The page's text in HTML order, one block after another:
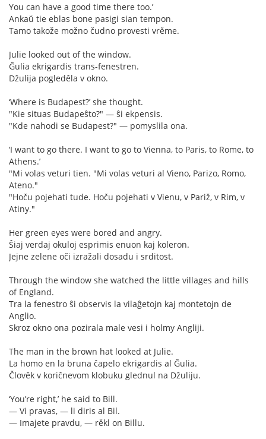
You can have a good time there too.’
Ankaŭ tie eblas bone pasigi sian tempon.
Tamo takože možno čudno provesti vrěme.
Julie looked out of the window.
Ĝulia ekrigardis trans-fenestren.
Džulija pogleděla v okno.
‘Where is Budapest?’ she thought.
"Kie situas Budapeŝto?" — ŝi ekpensis.
"Kde nahodi se Budapest?" — pomyslila ona.
‘I want to go there. I want to go to Vienna, to Paris, to Rome, to
Athens.’
"Mi volas veturi tien. "Mi volas veturi al Vieno, Parizo, Romo,
Ateno."
"Hoču pojehati tude. Hoču pojehati v Vienu, v Pariž, v Rim, v
Atiny."
Her green eyes were bored and angry.
Ŝiaj verdaj okuloj esprimis enuon kaj koleron.
Jejne zelene oči izražali dosadu i srditost.
Through the window she watched the little villages and hills
of England.
Tra la fenestro ŝi observis la vilaĝetojn kaj montetojn de
Anglio.
Skroz okno ona pozirala male vesi i holmy Angliji.
The man in the brown hat looked at Julie.
La homo en la bruna ĉapelo ekrigardis al Ĝulia.
Člověk v koričnevom klobuku glednul na Džuliju.
‘You’re right,’ he said to Bill.
— Vi pravas, — li diris al Bil.
— Imajete pravdu, — rěkl on Billu.